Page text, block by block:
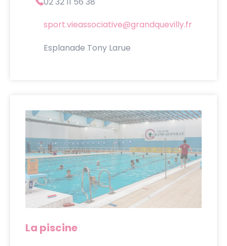
sport.vieassociative@grandquevilly.fr
Esplanade Tony Larue
La piscine